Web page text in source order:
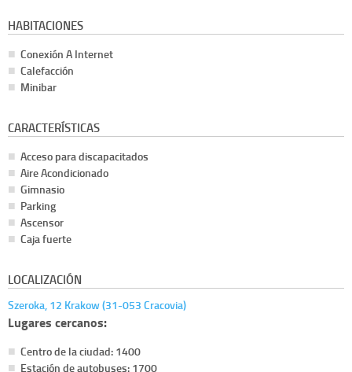
HABITACIONES
Conexión A Internet
Calefacción
Minibar
CARACTERÍSTICAS
Acceso para discapacitados
Aire Acondicionado
Gimnasio
Parking
Ascensor
Caja fuerte
LOCALIZACIÓN
Szeroka, 12 Krakow (31-053 Cracovia)
Lugares cercanos:
Centro de la ciudad: 1400
Estación de autobuses: 1700